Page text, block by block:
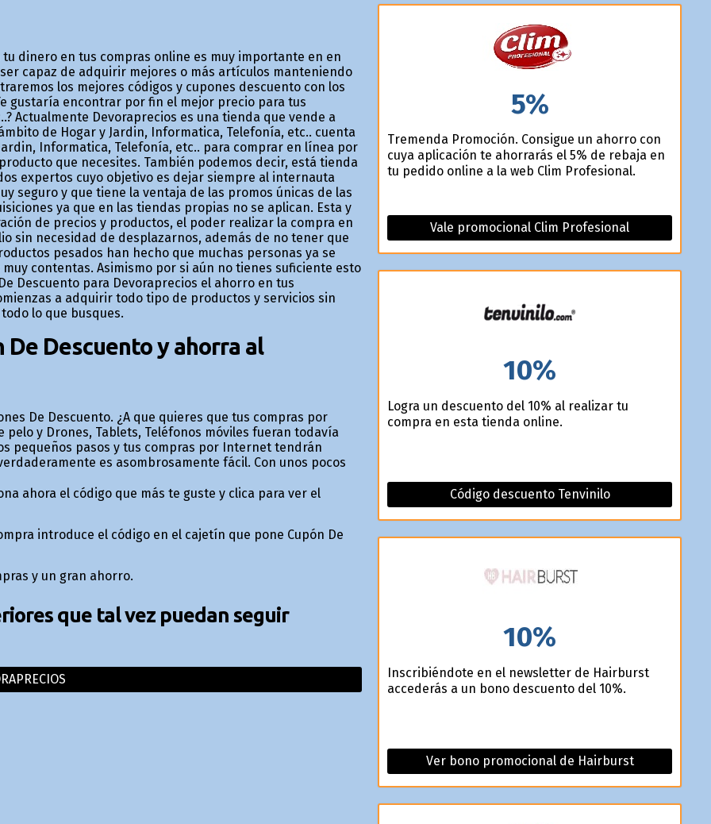
dinero en tus compras online es muy importante en en
capaz de adquirir mejores o más artículos manteniendo
los mejores códigos y cupones descuento con los
gustaría encontrar por fin el mejor precio para tus
Actualmente Devoraprecios es una tienda que vende a
de Hogar y Jardin, Informatica, Telefonía, etc.. cuenta
Informatica, Telefonía, etc.. para comprar en línea por
que necesites. También podemos decir, está tienda
expertos cuyo objetivo es dejar siempre al internauta
seguro y que tiene la ventaja de las promos únicas de las
ya que en las tiendas propias no se aplican. Esta y
de precios y productos, el poder realizar la compra en
sin necesidad de desplazarnos, además de no tener que
pesados han hecho que muchas personas ya se
contentas. Asimismo por si aún no tienes suficiente esto
Descuento para Devoraprecios el ahorro en tus
a adquirir todo tipo de productos y servicios sin
lo que busques.
De Descuento y ahorra al
De Descuento. ¿A que quieres que tus compras por
y Drones, Tablets, Teléfonos móviles fueran todavía
pequeños pasos y tus compras por Internet tendrán
es asombrosamente fácil. Con unos pocos
ahora el código que más te guste y clica para ver el
introduce el código en el cajetín que pone Cupón De
y un gran ahorro.
que tal vez puedan seguir
5%
Tremenda Promoción. Consigue un ahorro con
cuya aplicación te ahorrarás el 5% de rebaja en
tu pedido online a la web Clim Profesional.
Vale promocional Clim Profesional
10%
Logra un descuento del 10% al realizar tu
compra en esta tienda online.
Código descuento Tenvinilo
10%
Inscribiéndote en el newsletter de Hairburst
accederás a un bono descuento del 10%.
Ver bono promocional de Hairburst